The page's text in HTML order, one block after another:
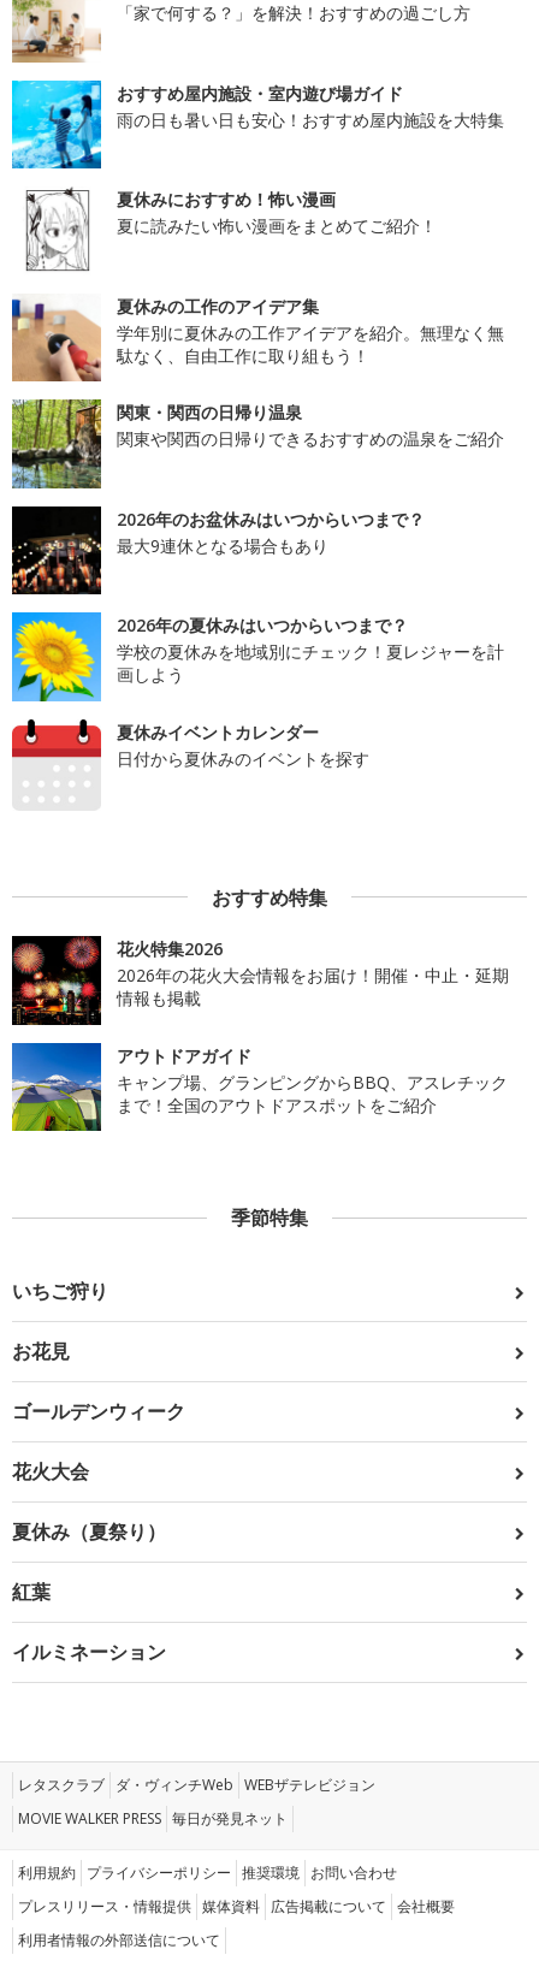
「家で何する？」を解決！おすすめの過ごし方
おすすめ屋内施設・室内遊び場ガイド
雨の日も暑い日も安心！おすすめ屋内施設を大特集
夏休みにおすすめ！怖い漫画
夏に読みたい怖い漫画をまとめてご紹介！
夏休みの工作のアイデア集
学年別に夏休みの工作アイデアを紹介。無理なく無
駄なく、自由工作に取り組もう！
関東・関西の日帰り温泉
関東や関西の日帰りできるおすすめの温泉をご紹介
2026年のお盆休みはいつからいつまで？
最大9連休となる場合もあり
2026年の夏休みはいつからいつまで？
学校の夏休みを地域別にチェック！夏レジャーを計
画しよう
夏休みイベントカレンダー
日付から夏休みのイベントを探す
おすすめ特集
花火特集2026
2026年の花火大会情報をお届け！開催・中止・延期
情報も掲載
アウトドアガイド
キャンプ場、グランピングからBBQ、アスレチック
まで！全国のアウトドアスポットをご紹介
季節特集
いちご狩り
お花見
ゴールデンウィーク
花火大会
夏休み（夏祭り）
紅葉
イルミネーション
レタスクラブ ダ・ヴィンチWeb WEBザテレビジョン
MOVIE WALKER PRESS 毎日が発見ネット
利用規約 プライバシーポリシー 推奨環境 お問い合わせ
プレスリリース・情報提供 媒体資料 広告掲載について 会社概要
利用者情報の外部送信について